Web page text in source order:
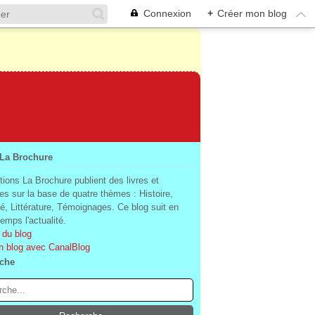
Connexion + Créer mon blog
Brochure
La Brochure publient des livres et
sur la base de quatre thèmes : Histoire,
Littérature, Témoignages. Ce blog suit en
l'actualité.
blog
blog avec CanalBlog